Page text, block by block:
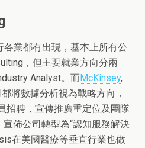
各業都有出現，基本上所有公
，但主要就業方向分兩
Analyst。而McKinsey,
將數據分析視為戰略方向，
招聘，宣傳推廣重定位及團隊
佈公司轉型為“認知服務解決
在美國醫療等垂直行業也做